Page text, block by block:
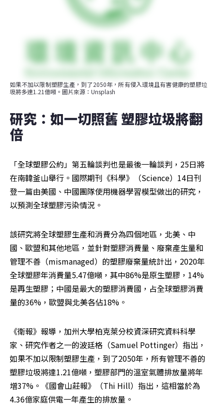
如果不加以限制塑膠生產，到了2050年，所有侵入環境且有害健康的塑膠垃
圾將多達1.21億噸。圖片來源：Unsplash
研究：如一切照舊 塑膠垃圾將翻
倍
「全球塑膠公約」第五輪談判也是最後一輪談判，25日將
在南韓釜山舉行。國際期刊《科學》（Science）14日刊
登一篇由美國、中國團隊使用機器學習模型做出的研究，
以預測全球塑膠污染情況。
該研究將全球塑膠生產和消費分為四個地區，北美、中
國、歐盟和其他地區，並針對塑膠消費量、廢棄產生量和
管理不善（mismanaged）的塑膠廢棄量統計出，2020年
全球塑膠年消費量5.47億噸，其中86%是原生塑膠，14%
是再生塑膠；中國是最大的塑膠消費國，占全球塑膠消費
量的36%，歐盟與北美各佔18%。
《衛報》報導，加州大學柏克萊分校資深研究資料科學
家、研究作者之一的波廷格（Samuel Pottinger）指出，
如果不加以限制塑膠生產，到了2050年，所有管理不善的
塑膠垃圾將達1.21億噸，塑膠部門的溫室氣體排放量將年
增37%。《國會山莊報》（Thi Hill）指出，這相當於為
4.36億家庭供電一年產生的排放量。